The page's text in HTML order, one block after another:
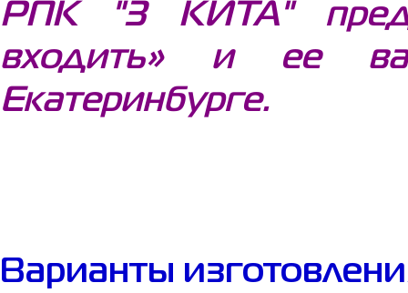
РПК "3 КИТА"
входить» и ее
Екатеринбурге.
Варианты